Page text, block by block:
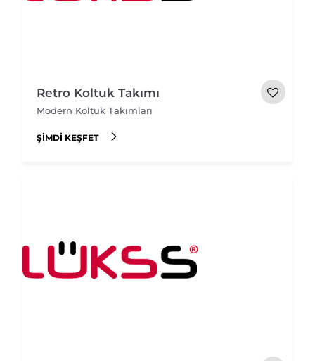
Retro Koltuk Takımı
Modern Koltuk Takımları
ŞIMDI KEŞFET